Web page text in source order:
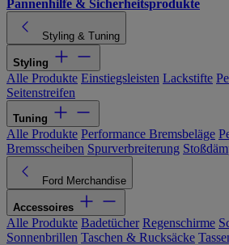
Pannenhilfe & Sicherheitsprodukte
Styling & Tuning
Styling
Alle Produkte Einstiegsleisten Lackstifte
Seitenstreifen
Tuning
Alle Produkte Performance Bremsbeläge
Bremsscheiben Spurverbreiterung
Ford Merchandise
Accessoires
Alle Produkte Badetücher Regenschirme
Sonnenbrillen Taschen & Rucksäcke